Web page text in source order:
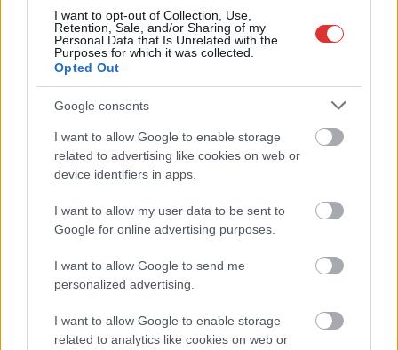
I want to opt-out of Collection, Use,
Retention, Sale, and/or Sharing of my
Personal Data that Is Unrelated with the
Purposes for which it was collected.
Opted Out
Google consents
I want to allow Google to enable storage
related to advertising like cookies on web or
device identifiers in apps.
I want to allow my user data to be sent to
Google for online advertising purposes.
I want to allow Google to send me
personalized advertising.
I want to allow Google to enable storage
related to analytics like cookies on web or
Hírlevél feliratkozás
Adja meg keresztnevét:
Adja
meg e-mail címét: